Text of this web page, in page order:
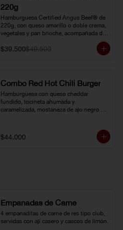
220g
Hamburguesa Certified Angus Beef® de
220g, con queso amarillo o doble crema,
vegetales y pan brioche, acompañada de
papa chip o papa francesa y gaseosa o
limonada natural.
$39.500$49.500
Combo Red Hot Chili Burger
Hamburguesa con queso cheddar
fundido, tocineta ahumada y
caramelizada, mostaneza de ajo negro y
famoso chili con carne al lado.
Acompañada de papa chip o papa
$44.000
Empanadas de Carne
4 empanaditas de carne de res tipo club,
servidas con ají casero y cascos de limón.